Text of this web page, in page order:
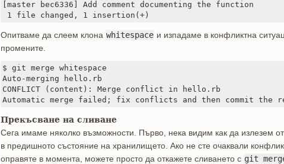
[master bec6336] Add comment documenting the function
1 file changed, 1 insertion(+)
Опитваме да слеем клона whitespace и изпадаме в конфликтна
промените.
$ git merge whitespace
Auto-merging hello.rb
CONFLICT (content): Merge conflict in hello.rb
Automatic merge failed; fix conflicts and then commit the
Прекъсване на сливане
Сега имаме няколко възможности. Първо, нека видим как да излезем
в предишното състояние на хранилището. Ако не сте очаквали
оправяте в момента, можете просто да откажете сливането с git